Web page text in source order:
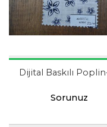
Dijital Baskılı
Sorunuz